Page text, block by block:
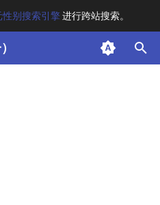
别搜索引擎进行跨站搜索。